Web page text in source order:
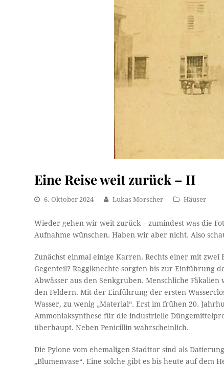
Eine Reise weit zurück – II
6. Oktober 2024 Lukas Morscher Häuser
Wieder gehen wir weit zurück – zumindest was die
Aufnahme wünschen. Haben wir aber nicht. Also
Zunächst einmal einige Karren. Rechts einer mit
Gegenteil? Ragglknechte sorgten bis zur Einführung
Abwässer aus den Senkgruben. Menschliche
den Feldern. Mit der Einführung der ersten
Wasser, zu wenig „Material“. Erst im frühen 20.
Ammoniaksynthese für die industrielle
überhaupt. Neben Penicillin wahrscheinlich.
Die Pylone vom ehemaligen Stadttor sind als
„Blumenvase“. Eine solche gibt es bis heute auf dem